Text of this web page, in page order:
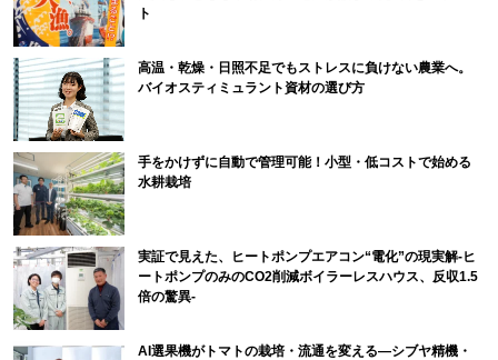
ト
高温・乾燥・日照不足でもストレスに負けない農業へ。
バイオスティミュラント資材の選び方
手をかけずに自動で管理可能！小型・低コストで始める
水耕栽培
実証で見えた、ヒートポンプエアコン“電化”の現実解-ヒ
ートポンプのみのCO2削減ボイラーレスハウス、反収1.5
倍の驚異-
AI選果機がトマトの栽培・流通を変える―シブヤ精機・